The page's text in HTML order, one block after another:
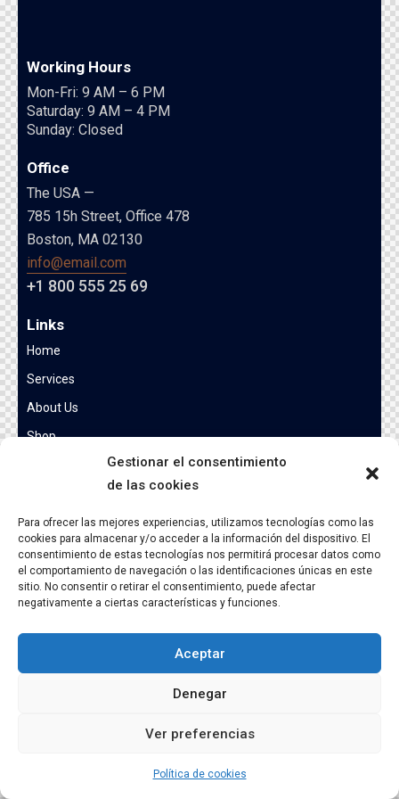
Gestionar el consentimiento
de las cookies
Para ofrecer las mejores experiencias, utilizamos tecnologías como las
cookies para almacenar y/o acceder a la información del dispositivo. El
consentimiento de estas tecnologías nos permitirá procesar datos como
el comportamiento de navegación o las identificaciones únicas en este
sitio. No consentir o retirar el consentimiento, puede afectar
negativamente a ciertas características y funciones.
Aceptar
Denegar
Ver preferencias
Política de cookies
Working Hours
Mon-Fri: 9 AM – 6 PM
Saturday: 9 AM – 4 PM
Sunday: Closed
Office
The USA —
785 15h Street, Office 478
Boston, MA 02130
info@email.com
+1 800 555 25 69
Links
Home
Services
About Us
Shop
AncoraThemes© {{Y}}. All Rights Reserved.